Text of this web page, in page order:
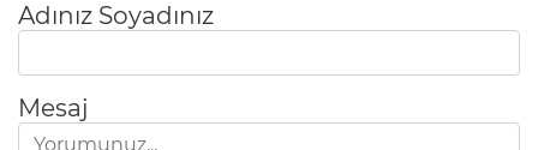
Adınız Soyadınız
Mesaj